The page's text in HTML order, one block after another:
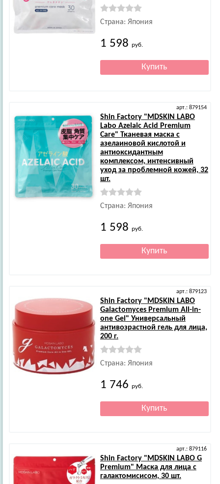
Страна: Япония
1 598 руб.
арт.: 879154
Shin Factory"MDSKIN LABO
Labo Azelaic Acid Premium
Care" Тканевая маска с
азелаиновой кислотой и
антиоксидантным
комплексом, интенсивный
уход за проблемной кожей, 32
шт.
Страна: Япония
1 598 руб.
арт.: 879123
Shin Factory"MDSKIN LABO
Galactomyces Premium All-in-
one Gel" Универсальный
антивозрастной гель для лица,
200 г.
Страна: Япония
1 746 руб.
арт.: 879116
Shin Factory"MDSKIN LABO G
Premium" Маска для лица с
галактомисисом, 30 шт.